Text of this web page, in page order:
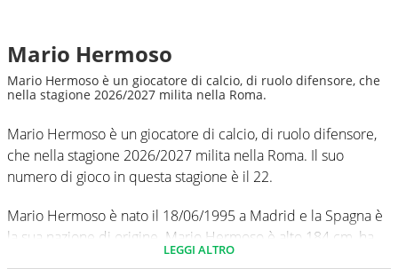
Mario Hermoso
Mario Hermoso è un giocatore di calcio, di ruolo difensore, che
nella stagione 2026/2027 milita nella Roma.
Mario Hermoso è un giocatore di calcio, di ruolo difensore,
che nella stagione 2026/2027 milita nella Roma. Il suo
numero di gioco in questa stagione è il 22.
Mario Hermoso è nato il 18/06/1995 a Madrid e la Spagna è
la sua nazione di origine. Mario Hermoso è alto 184 cm, ha
un peso medio di 75 kg. Il suo piede di calcio in via
LEGGI ALTRO